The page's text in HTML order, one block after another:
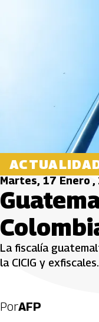
Martes, 17 Enero ,
La fiscalía
la CICIG y exfiscales.
PorAFP